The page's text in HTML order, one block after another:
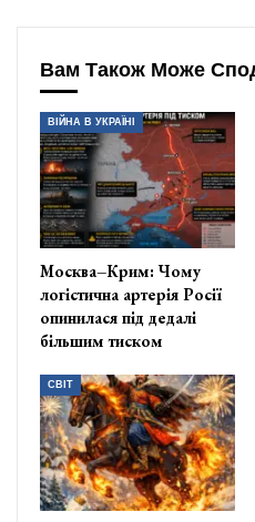
Вам Також Може
ВІЙНА В УКРАЇНІ
Москва–Крим: Чому
логістична артерія Росії
опинилася під дедалі
більшим тиском
СВІТ